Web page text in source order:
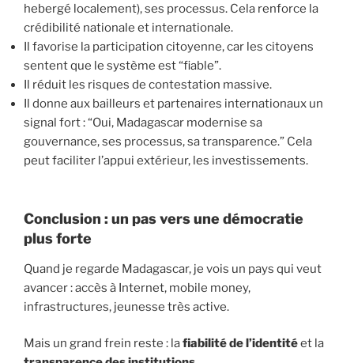
hebergé localement), ses processus. Cela renforce la
crédibilité nationale et internationale.
Il favorise la participation citoyenne, car les citoyens
sentent que le système est “fiable”.
Il réduit les risques de contestation massive.
Il donne aux bailleurs et partenaires internationaux un
signal fort : “Oui, Madagascar modernise sa
gouvernance, ses processus, sa transparence.” Cela
peut faciliter l’appui extérieur, les investissements.
Conclusion : un pas vers une démocratie
plus forte
Quand je regarde Madagascar, je vois un pays qui veut
avancer : accès à Internet, mobile money,
infrastructures, jeunesse très active.
Mais un grand frein reste : lafiabilité de l’identitéet la